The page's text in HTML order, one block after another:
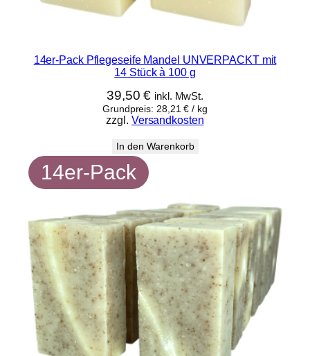
14er-Pack Pflegeseife Mandel UNVERPACKT mit
14 Stück à 100 g
39,50€ inkl. MwSt.
Grundpreis: 28,21€ / kg
zzgl. Versandkosten
In den Warenkorb
14er-Pack